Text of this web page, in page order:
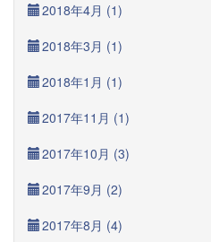
2018年4月 (1)
2018年3月 (1)
2018年1月 (1)
2017年11月 (1)
2017年10月 (3)
2017年9月 (2)
2017年8月 (4)